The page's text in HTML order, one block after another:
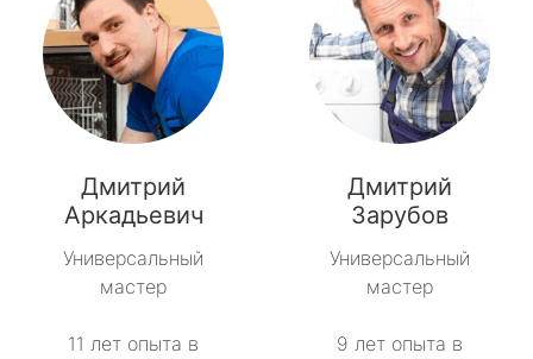
Дмитрий
Аркадьевич
Универсальный
мастер
11 лет опыта в
Дмитрий
Зарубов
Универсальный
мастер
9 лет опыта в